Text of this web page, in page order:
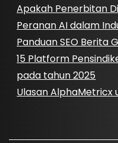
Apakah Penerbitan
Peranan AI dalam
Panduan SEO Berita
15 Platform
pada tahun 2025
Ulasan AlphaMetricx